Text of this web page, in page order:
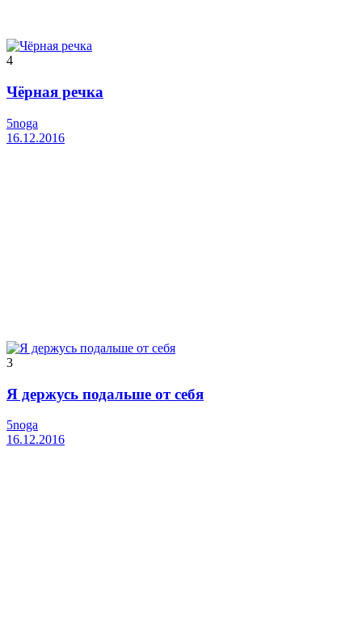
4
Чёрная речка
5noga
16.12.2016
3
Я держусь подальше от себя
5noga
16.12.2016